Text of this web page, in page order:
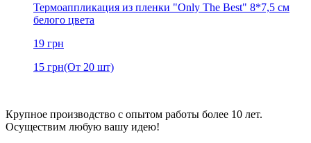
Термоаппликация из пленки "Only The Best" 8*7,5 см
белого цвета
19 грн
15 грн(От 20 шт)
Крупное производство с опытом работы более 10 лет.
Осуществим любую вашу идею!